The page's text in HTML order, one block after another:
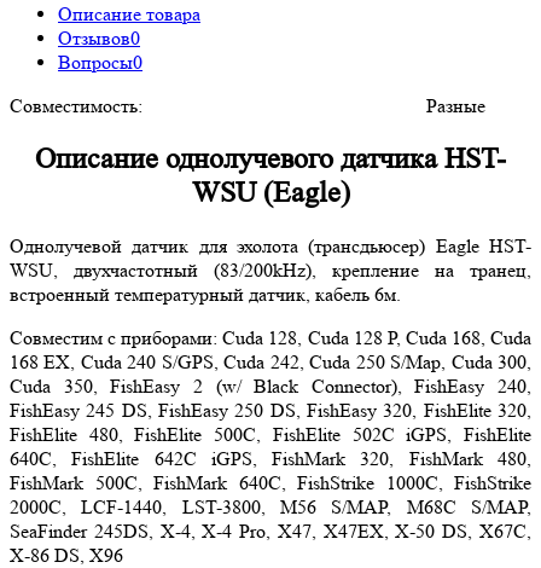
Описание товара
Отзывов0
Вопросы0
Совместимость:
Разные
Описание однолучевого датчика HST-
WSU (Eagle)
Однолучевой датчик для эхолота (трансдьюсер) Eagle HST-
WSU, двухчастотный (83/200kHz), крепление на транец,
встроенный температурный датчик, кабель 6м.
Совместим с приборами: Cuda 128, Cuda 128 P, Cuda 168, Cuda
168 EX, Cuda 240 S/GPS, Cuda 242, Cuda 250 S/Map, Cuda 300,
Cuda 350, FishEasy 2 (w/ Black Connector), FishEasy 240,
FishEasy 245 DS, FishEasy 250 DS, FishEasy 320, FishElite 320,
FishElite 480, FishElite 500C, FishElite 502C iGPS, FishElite
640C, FishElite 642C iGPS, FishMark 320, FishMark 480,
FishMark 500C, FishMark 640C, FishStrike 1000C, FishStrike
2000C, LCF-1440, LST-3800, M56 S/MAP, M68C S/MAP,
SeaFinder 245DS, X-4, X-4 Pro, X47, X47EX, X-50 DS, X67C,
X-86 DS, X96